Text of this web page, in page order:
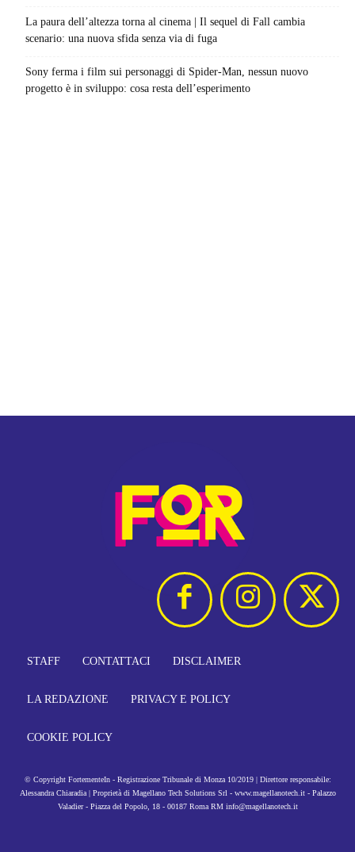
La paura dell’altezza torna al cinema | Il sequel di Fall cambia
scenario: una nuova sfida senza via di fuga
Sony ferma i film sui personaggi di Spider-Man, nessun nuovo
progetto è in sviluppo: cosa resta dell’esperimento
STAFF CONTATTACI DISCLAIMER
LA REDAZIONE PRIVACY E POLICY
COOKIE POLICY
© Copyright FortementeIn - Registrazione Tribunale di Monza 10/2019 | Direttore responsabile:
Alessandra Chiaradia | Proprietà di Magellano Tech Solutions Srl - www.magellanotech.it - Palazzo
Valadier - Piazza del Popolo, 18 - 00187 Roma RM info@magellanotech.it